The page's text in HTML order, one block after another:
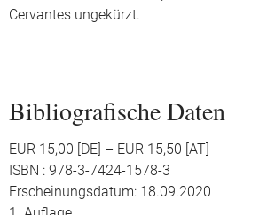
Cervantes ungekürzt.
Bibliografische Daten
EUR 15,00 [DE] – EUR 15,50 [AT]
ISBN : 978-3-7424-1578-3
Erscheinungsdatum: 18.09.2020